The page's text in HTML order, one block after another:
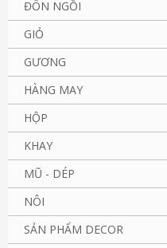
ĐÔN NGỒI
GIỎ
GƯƠNG
HÀNG MAY
HỘP
KHAY
MŨ - DÉP
NÔI
SẢN PHẨM DECOR